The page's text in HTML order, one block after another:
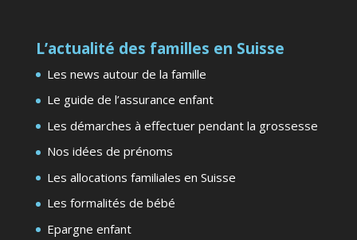
L’actualité des familles en Suisse
Les news autour de la famille
Le guide de l’assurance enfant
Les démarches à effectuer pendant la grossesse
Nos idées de prénoms
Les allocations familiales en Suisse
Les formalités de bébé
Epargne enfant